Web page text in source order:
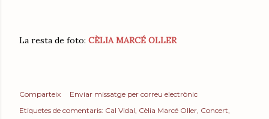
La resta de foto: CÈLIA MARCÉ OLLER
Comparteix
Enviar missatge per correu electrònic
Etiquetes de comentaris: Cal Vidal Cèlia Marcé Oller Concert